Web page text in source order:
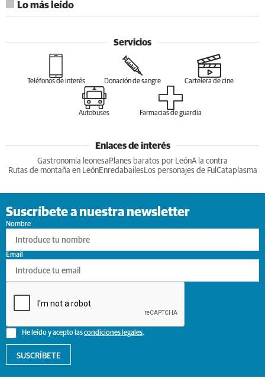
Lo más leído
Servicios
Teléfonos de interés Donación de sangre Cartelera de cine
Autobuses Farmacias de guardia
Enlaces de interés
Gastronomia leonesa Planes baratos por LeónA la contra
Rutas de montaña en LeónEnredabailesLos personajes de Ful Cataplasma
Suscríbete a nuestra newsletter
Nombre
He leído y acepto lascondiciones legales.
Email
SUSCRÍBETE